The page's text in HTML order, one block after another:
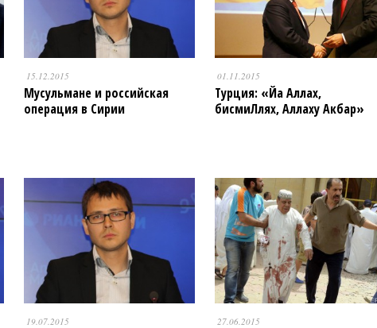
15.12.2015
Мусульмане и российская
операция в Сирии
01.11.2015
Турция: «Йа Аллах,
бисмиЛлях, Аллаху Акбар»
19.07.2015 27.06.2015